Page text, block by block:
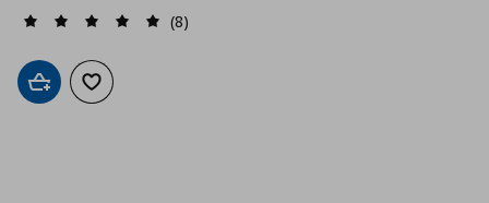
(8)
Προσθήκη στο καλάθι
Προσθήκη στα αγαπημένα